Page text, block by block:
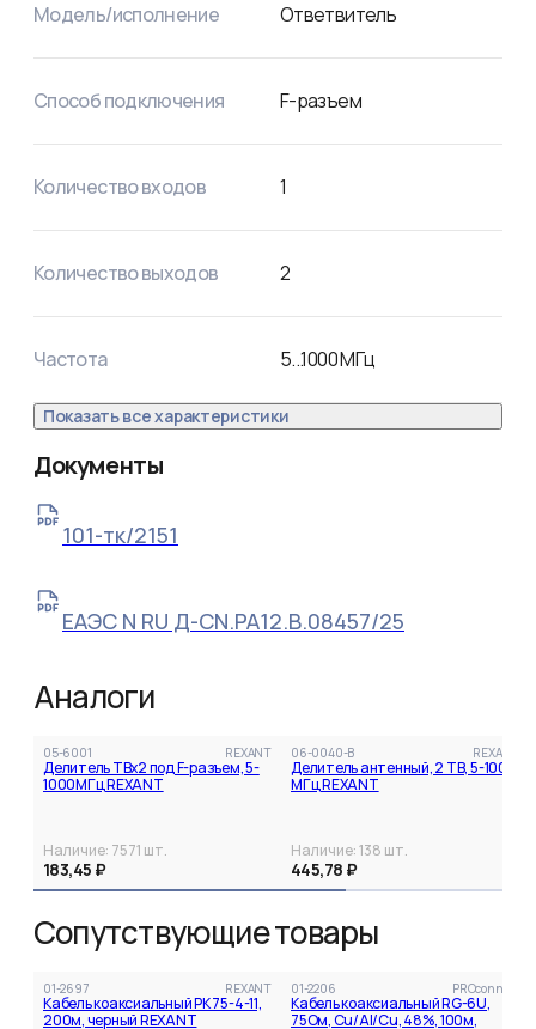
Модель/исполнение Ответвитель
Способ подключения F-разъем
Количество входов 1
Количество выходов 2
Частота 5...1000МГц
Показать все характеристики
Документы
101-тк/2151
ЕАЭС N RU Д-CN.РА12.В.08457/25
Аналоги
05-6001 REXANT
Делитель ТВх2 под F-разъем, 5-
1000МГц REXANT
Наличие: 7571 шт.
183,45 ₽
06-0040-B REXANT
Делитель антенный, 2 ТВ, 5-1000
МГц REXANT
Наличие:138 шт.
445,78 ₽
Сопутствующие товары
01-2697 REXANT
Кабель коаксиальный РК 75-4-11,
200м, черный REXANT
01-2206 PROconnect
Кабель коаксиальный RG-6U,
75Ом, Cu/Al/Cu, 48%, 100м,